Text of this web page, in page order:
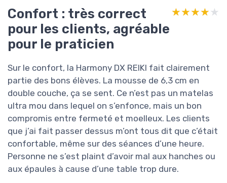
Confort : très correct
pour les clients, agréable
pour le praticien
★★★★★
★★★★★
Sur le confort, la Harmony DX REIKI fait clairement
partie des bons élèves. La mousse de 6,3 cm en
double couche, ça se sent. Ce n’est pas un matelas
ultra mou dans lequel on s’enfonce, mais un bon
compromis entre fermeté et moelleux. Les clients
que j’ai fait passer dessus m’ont tous dit que c’était
confortable, même sur des séances d’une heure.
Personne ne s’est plaint d’avoir mal aux hanches ou
aux épaules à cause d’une table trop dure.